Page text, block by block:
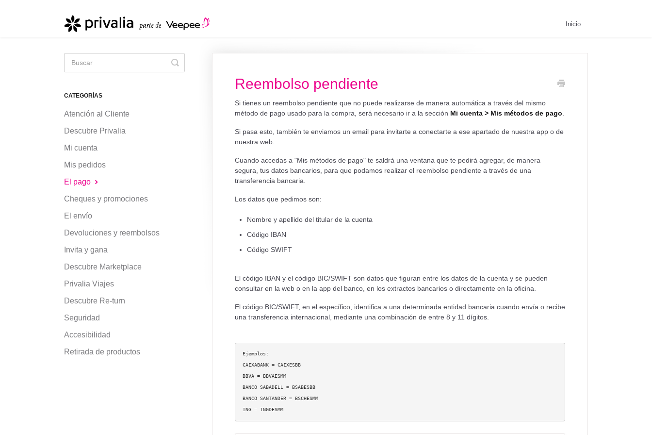
Inicio
Reembolso pendiente
Si tienes un reembolso pendiente que no puede realizarse de manera automática a través del mismo
método de pago usado para la compra, será necesario ir a la sección Mi cuenta > Mis métodos de pago.
Si pasa esto, también te enviamos un email para invitarte a conectarte a ese apartado de nuestra app o de
nuestra web.
Cuando accedas a "Mis métodos de pago" te saldrá una ventana que te pedirá agregar, de manera
segura, tus datos bancarios, para que podamos realizar el reembolso pendiente a través de una
transferencia bancaria.
Los datos que pedimos son:
Nombre y apellido del titular de la cuenta
Código IBAN
Código SWIFT
El código IBAN y el código BIC/SWIFT son datos que figuran entre los datos de la cuenta y se pueden
consultar en la web o en la app del banco, en los extractos bancarios o directamente en la oficina.
El código BIC/SWIFT, en el específico, identifica a una determinada entidad bancaria cuando envía o recibe
una transferencia internacional, mediante una combinación de entre 8 y 11 dígitos.
Ejemplos:
CAIXABANK = CAIXESBB
BBVA = BBVAESMM
BANCO SABADELL = BSABESBB
BANCO SANTANDER = BSCHESMM
ING = INGDESMM
Toggle
Search
CATEGORÍAS
Atención al Cliente
Descubre Privalia
Mi cuenta
Mis pedidos
El pago
Cheques y promociones
El envío
Devoluciones y reembolsos
Invita y gana
Descubre Marketplace
Privalia Viajes
Descubre Re-turn
Seguridad
Accesibilidad
Retirada de productos